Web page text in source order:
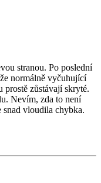
stranou. Po poslední
normálně vyčuhující
prostě zůstávají skryté.
Nevím, zda to není
snad vloudila chybka.